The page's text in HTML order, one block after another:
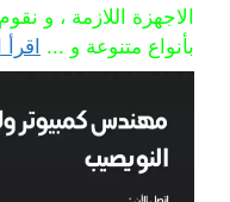
الاجهزة اللازمة ، و
بأنواع متنوعة و ... اقرأ